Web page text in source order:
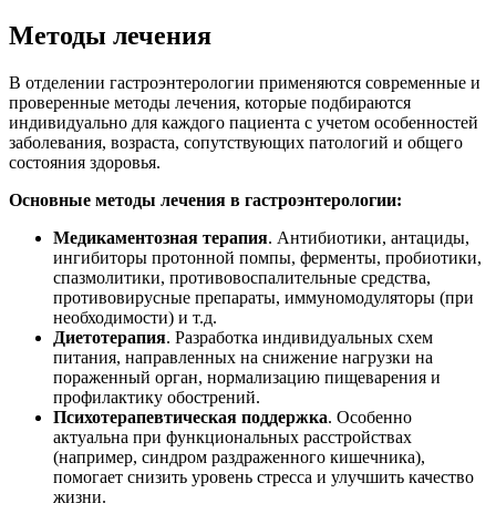
Методы лечения
В отделении гастроэнтерологии применяются современные и
проверенные методы лечения, которые подбираются
индивидуально для каждого пациента с учетом особенностей
заболевания, возраста, сопутствующих патологий и общего
состояния здоровья.
Основные методы лечения в гастроэнтерологии:
Медикаментозная терапия. Антибиотики, антациды,
ингибиторы протонной помпы, ферменты, пробиотики,
спазмолитики, противовоспалительные средства,
противовирусные препараты, иммуномодуляторы (при
необходимости) и т.д.
Диетотерапия. Разработка индивидуальных схем
питания, направленных на снижение нагрузки на
пораженный орган, нормализацию пищеварения и
профилактику обострений.
Психотерапевтическая поддержка. Особенно
актуальна при функциональных расстройствах
(например, синдром раздраженного кишечника),
помогает снизить уровень стресса и улучшить качество
жизни.